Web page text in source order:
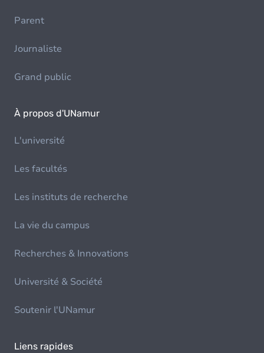
Parent
Journaliste
Grand public
À propos d'UNamur
L'université
Les facultés
Les instituts de recherche
La vie du campus
Recherches & Innovations
Université & Société
Soutenir l'UNamur
Liens rapides